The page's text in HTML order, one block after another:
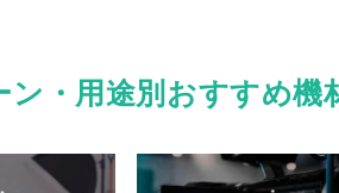
ン・用途別おすすめ機